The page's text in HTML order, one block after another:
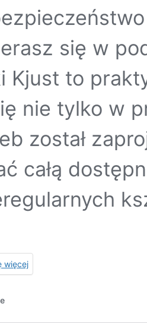
się w
Kjust to
nie tylko w
został
całą
więcej